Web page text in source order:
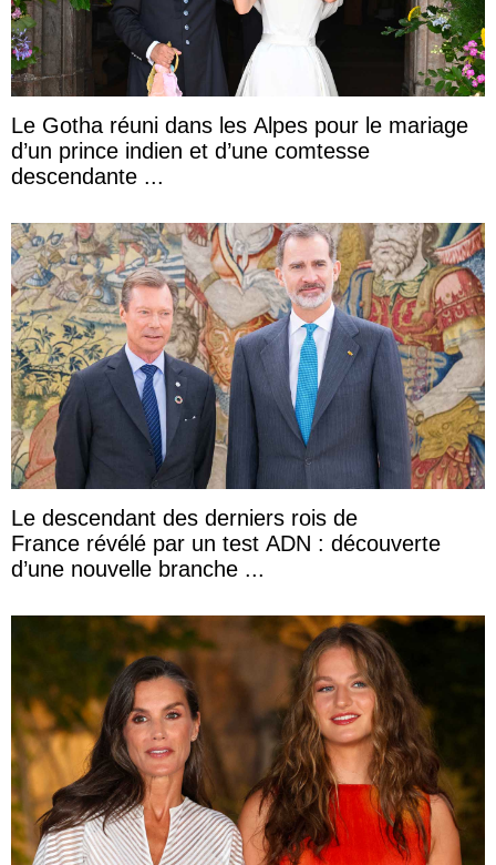
Le Gotha réuni dans les Alpes pour le mariage
d’un prince indien et d’une comtesse
descendante ...
Le descendant des derniers rois de
France révélé par un test ADN : découverte
d’une nouvelle branche ...